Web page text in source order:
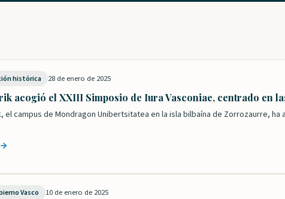
histórica 28 de enero de 2025
acogió el XXIII Simposio de Iura Vasconiae, centrado en
el campus de Mondragon Unibertsitatea en la isla bilbaína de Zorrozaurre,
Vasco 10 de enero de 2025